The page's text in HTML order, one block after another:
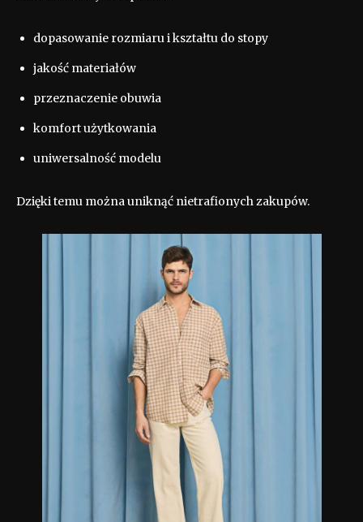
dopasowanie rozmiaru i kształtu do stopy
jakość materiałów
przeznaczenie obuwia
komfort użytkowania
uniwersalność modelu
Dzięki temu można uniknąć nietrafionych zakupów.